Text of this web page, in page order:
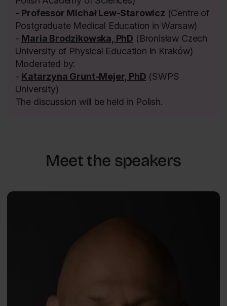
- Professor Michał Lew-Starowicz (Centre of
Postgraduate Medical Education in Warsaw)
- Maria Brodzikowska, PhD (Bronisław Czech
University of Physical Education in Kraków)
Moderated by:
- Katarzyna Grunt-Mejer, PhD (SWPS
University)
The discussion will be held in Polish.
Meet the speakers
Mental Health
Mateusz